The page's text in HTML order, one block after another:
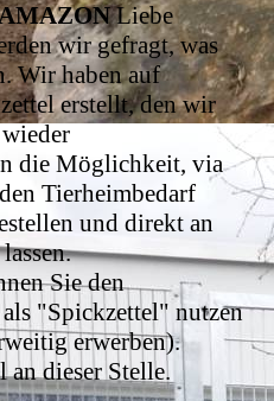
Liebe
wir gefragt, was
Wir haben auf
erstellt, den wir
die Möglichkeit, via
Tierheimbedarf
und direkt an
Sie den
"Spickzettel" nutzen
erwerben).
an dieser Stelle.